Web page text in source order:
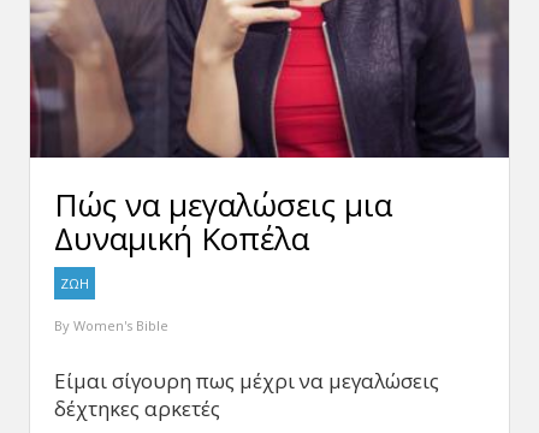
Πώς να μεγαλώσεις μια
Δυναμική Κοπέλα
ΖΩΗ
By Women's Bible
Είμαι σίγουρη πως μέχρι να μεγαλώσεις
δέχτηκες αρκετές